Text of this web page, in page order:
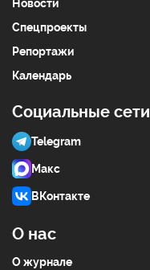
Новости
Спецпроекты
Репортажи
Календарь
Социальные сети
Telegram
Макс
ВКонтакте
О нас
О журнале